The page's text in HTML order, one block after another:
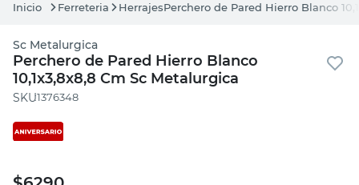
Ferreteria HerrajesPerchero de Pared Hierro Blanco
Sc Metalurgica
Perchero de Pared Hierro Blanco
10,1x3,8x8,8 Cm Sc Metalurgica
:1376348
escritorio
puertas
placard